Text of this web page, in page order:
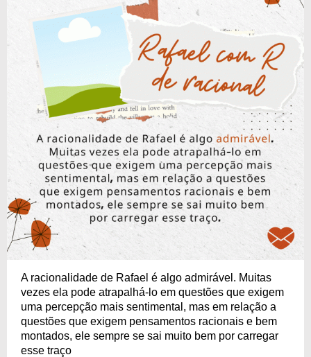
A racionalidade de Rafael é algo admirável. Muitas
vezes ela pode atrapalhá-lo em questões que exigem
uma percepção mais sentimental, mas em relação a
questões que exigem pensamentos racionais e bem
montados, ele sempre se sai muito bem por carregar
esse traço